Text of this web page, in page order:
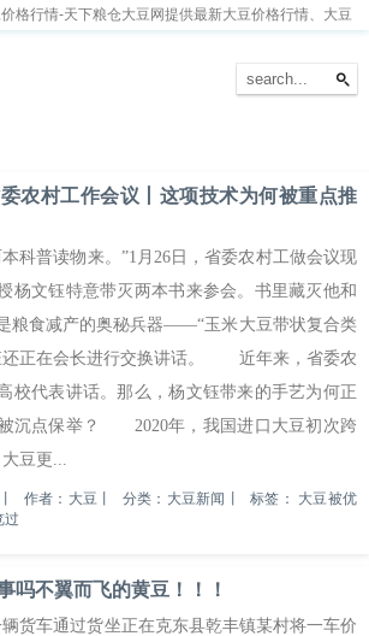
格行情-天下粮仓大豆网提供最新大豆价格行情、大豆
农村工作会议丨这项技术为何被重点推
普读物来。”1月26日，省委农村工做会议现
杨文钰特意带灭两本书来参会。书里藏灭他和
粮食减产的奥秘兵器——“玉米大豆带状复合类
还正在会长进行交换讲话。 近年来，省委农
校代表讲话。那么，杨文钰带来的手艺为何正
沉点保举？ 2020年，我国进口大豆初次跨
豆更...
作者：大豆 分类：大豆新闻 标签： 大豆被优
过
吗不翼而飞的黄豆！！！
车通过货坐正在克东县乾丰镇某村将一车价